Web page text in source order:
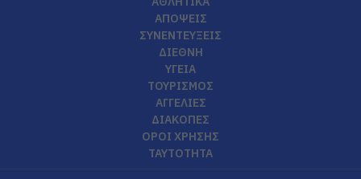
ΑΠΟΨΕΙΣ
ΣΥΝΕΝΤΕΥΞΕΙΣ
ΔΙΕΘΝΗ
ΥΓΕΙΑ
ΤΟΥΡΙΣΜΟΣ
ΑΓΓΕΛΙΕΣ
ΔΙΑΚΟΠΕΣ
ΟΡΟΙ ΧΡΗΣΗΣ
ΤΑΥΤΟΤΗΤΑ